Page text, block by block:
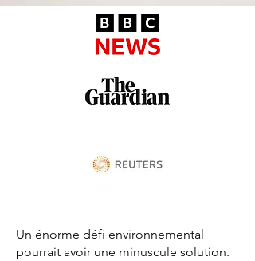
Un énorme défi environnemental
pourrait avoir une minuscule solution.